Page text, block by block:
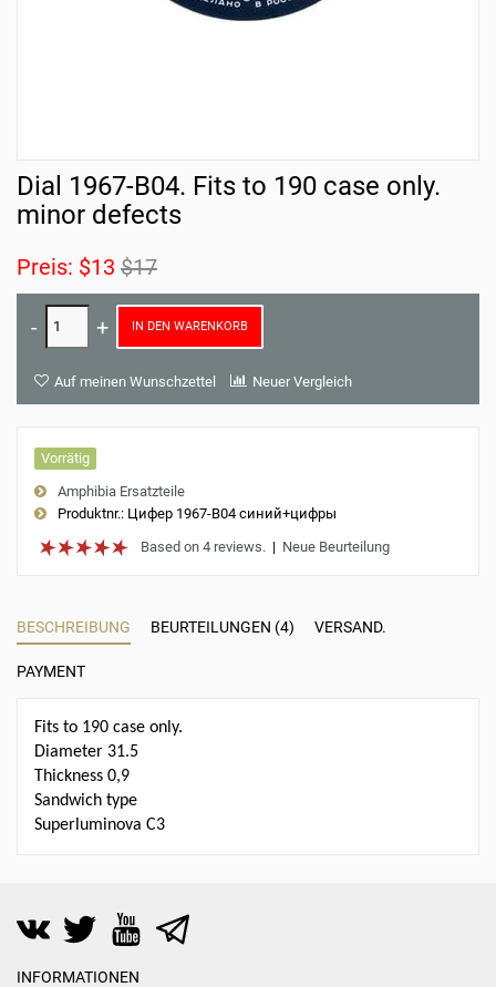
Dial 1967-B04. Fits to 190 case only.
minor defects
Preis: $13 $17
IN DEN WARENKORB
Auf meinen Wunschzettel Neuer Vergleich
Vorrätig
Amphibia Ersatzteile
Produktnr.: Цифер 1967-B04 синий+цифры
Based on 4 reviews. | Neue Beurteilung
BESCHREIBUNG BEURTEILUNGEN (4) VERSAND.
PAYMENT
Fits to 190 case only.
Diameter 31.5
Thickness 0,9
Sandwich type
Superluminova C3
INFORMATIONEN